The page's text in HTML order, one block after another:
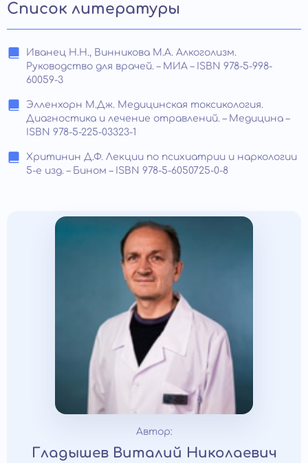
Список литературы
Иванец Н.Н., Винникова М.А. Алкоголизм.
Руководство для врачей. – МИА – ISBN 978-5-998-
60059-3
Элленхорн М.Дж. Медицинская токсикология.
Диагностика и лечение отравлений. – Медицина –
ISBN 978-5-225-03323-1
Хритинин Д.Ф. Лекции по психиатрии и наркологии
5-е изд. – Бином – ISBN 978-5-6050725-0-8
Автор:
Гладышев Виталий Николаевич